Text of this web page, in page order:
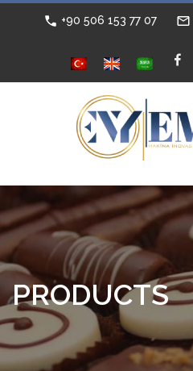
+90 506 153 77 07
PRODUCTS